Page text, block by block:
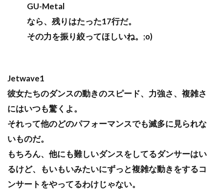
GU-Metal
なら、残りはたった17行だ。
その力を振り絞ってほしいね。;o)
Jetwave1
彼女たちのダンスの動きのスピード、力強さ、複雑さ
にはいつも驚くよ。
それって他のどのパフォーマンスでも滅多に見られな
いものだ。
もちろん、他にも難しいダンスをしてるダンサーはい
るけど、もいもいみたいにずっと複雑な動きをするコ
ンサートをやってるわけじゃない。